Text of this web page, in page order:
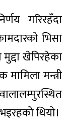
गरिरहँदा
भिसा
मुद्दा खेपिरहेका
मन्त्री
थियो।